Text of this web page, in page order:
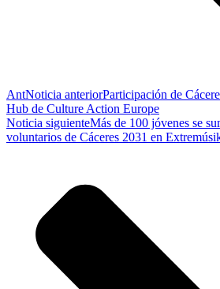
AntNoticia anteriorParticipación de
Hub de Culture Action Europe
Noticia siguienteMás de 100 jóvenes se
voluntarios de Cáceres 2031 en